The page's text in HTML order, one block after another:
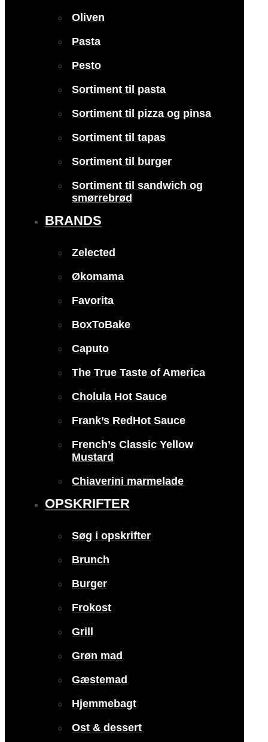
Oliven
Pasta
Pesto
Sortiment til pasta
Sortiment til pizza og pinsa
Sortiment til tapas
Sortiment til burger
Sortiment til sandwich og
smørrebrød
BRANDS
Zelected
Økomama
Favorita
BoxToBake
Caputo
The True Taste of America
Cholula Hot Sauce
Frank’s RedHot Sauce
French’s Classic Yellow
Mustard
Chiaverini marmelade
OPSKRIFTER
Søg i opskrifter
Brunch
Burger
Frokost
Grill
Grøn mad
Gæstemad
Hjemmebagt
Ost & dessert